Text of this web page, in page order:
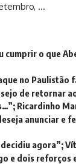
…
cumprir o que
no Paulistão
de retornar
Ricardinho
anunciar e
agora”;
e dois reforços